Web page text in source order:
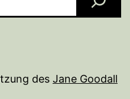
des Jane Goodall